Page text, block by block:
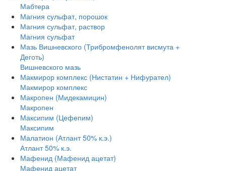
Мабтера
Магния сульфат, порошок
Магния сульфат, раствор
Магния сульфат
Мазь Вишневского (Трибромфенолят висмута +
Деготь)
Вишневского мазь
Макмирор комплекс (Нистатин + Нифурател)
Макмирор комплекс
Макропен (Мидекамицин)
Макропен
Максипим (Цефепим)
Максипим
Малатион (Атлант 50% к.э.)
Атлант 50% к.э.
Мафенид (Мафенид ацетат)
Мафенид ацетат